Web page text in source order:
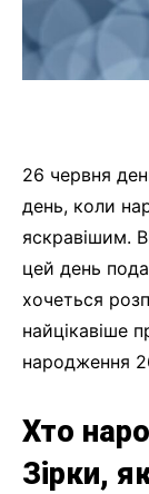
26 червня
день, коли
яскравішим.
цей день
хочеться
найцікавіше
народження
Хто
Зірки,